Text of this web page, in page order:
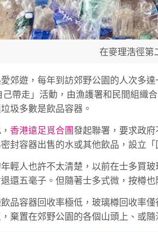
在麥理浩徑第
郊遊，每年到訪郊野公園的人次多
己帶走」活動，由漁護署和民間組織
圾多數是飲品容器。
香港遠足覓合團發起聯署，要求政
封容器出售的水或其他飲品，設立「
輕人也許不太清楚，以前在士多買
還五毫子。但隨著士多式微，按樽
品容器回收率極低，玻璃樽回收率
棄置在郊野公園的各個山頭上、或隨